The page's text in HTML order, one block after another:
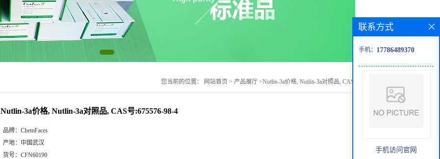
您当前的位置： 网站首页 > 产品展厅 >Nutlin-3a价格, Nutlin-3a对照品, CAS号:675576-98-4
Nutlin-3a价格, Nutlin-3a对照品, CAS号:675576-98-4
品牌： ChemFaces
产地： 中国武汉
货号： CFN60190
联系方式
手机： 17786489370
手机访问官网